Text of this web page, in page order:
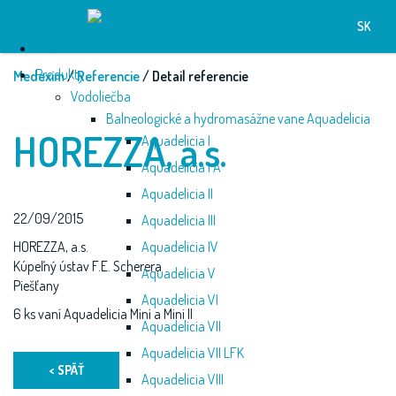
SK
Produkty
Vodoliečba
Balneologické a hydromasážne vane Aquadelicia
Aquadelicia I
Aquadelicia I A
Aquadelicia II
Aquadelicia III
Aquadelicia IV
Aquadelicia V
Aquadelicia VI
Aquadelicia VII
Aquadelicia VII LFK
Aquadelicia VIII
Medexim/Referencie/ Detail referencie
HOREZZA, a.s.
22/09/2015
HOREZZA, a.s.
Kúpeľný ústav F.E. Scherera
Piešťany
6 ks vaní Aquadelicia Mini a Mini II
< SPÄŤ